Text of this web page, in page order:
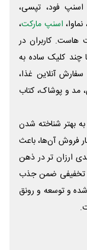
اسنپ فود، تپسی،
نماوا، اسنپ مارکت،
‌هاست. کاربران در
چند کلیک ساده به
آنلاین غذا،
مد و پوشاک، کتاب
بهتر شناخته شدن
فروش آن‌ها، باعث
ارزان تر در ذهن
تخفیفی ضمن جذب
و توسعه و رونق